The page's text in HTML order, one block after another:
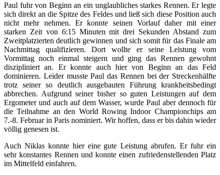
Paul fuhr von Beginn an ein unglaubliches starkes Rennen. Er legte
sich direkt an die Spitze des Feldes und ließ sich diese Position auch
nicht mehr nehmen. Er konnte seinen Vorlauf daher mit einer
starken Zeit von 6:15 Minuten mit drei Sekunden Abstand zum
Zweitplatzierten deutlich gewinnen und sich somit für das Finale am
Nachmittag qualifizieren. Dort wollte er seine Leistung vom
Vormittag noch einmal steigern und ging das Rennen gewohnt
diszipliniert an. Er konnte auch hier von Beginn an das Feld
dominieren. Leider musste Paul das Rennen bei der Streckenhälfte
trotz seiner so deutlich ausgebauten Führung krankheitsbedingt
abbrechen. Aufgrund seiner bisher so guten Leistungen auf dem
Ergometer und auch auf dem Wasser, wurde Paul aber dennoch für
die Teilnahme an den World Rowing Indoor Championchips am
7.-8. Februar in Paris nominiert. Wir hoffen, dass er bis dahin wieder
völlig genesen ist.
Auch Niklas konnte hier eine gute Leistung abrufen. Er fuhr ein
sehr konstantes Rennen und konnte einen zufriedenstellenden Platz
im Mittelfeld einfahren.